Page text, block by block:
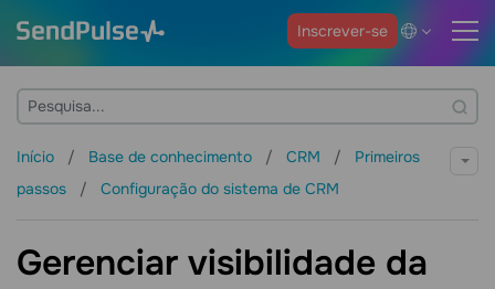
Inscrever-se
Início Base de conhecimento CRM
Primeiros
passos
Configuração do sistema de CRM
Gerenciar visibilidade da